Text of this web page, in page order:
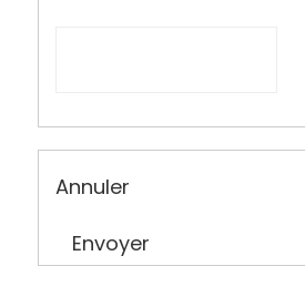
Annuler
Envoyer